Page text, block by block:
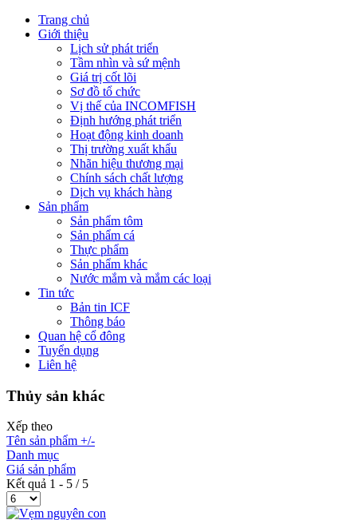
Trang chủ
Giới thiệu
Lịch sử phát triển
Tầm nhìn và sứ mệnh
Giá trị cốt lõi
Sơ đồ tổ chức
Vị thế của INCOMFISH
Định hướng phát triển
Hoạt động kinh doanh
Thị trường xuất khẩu
Nhãn hiệu thương mại
Chính sách chất lượng
Dịch vụ khách hàng
Sản phẩm
Sản phẩm tôm
Sản phẩm cá
Thực phẩm
Sản phẩm khác
Nước mắm và mắm các loại
Tin tức
Bản tin ICF
Thông báo
Quan hệ cổ đông
Tuyển dụng
Liên hệ
Thủy sản khác
Xếp theo
Tên sản phẩm +/-
Danh mục
Giá sản phẩm
Kết quả 1 - 5 / 5